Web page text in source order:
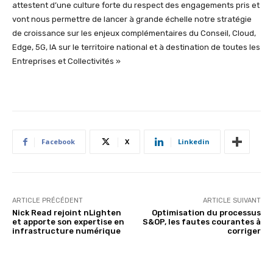
attestent d’une culture forte du respect des engagements pris et
vont nous permettre de lancer à grande échelle notre stratégie
de croissance sur les enjeux complémentaires du Conseil, Cloud,
Edge, 5G, IA sur le territoire national et à destination de toutes les
Entreprises et Collectivités »
Facebook X Linkedin
ARTICLE PRÉCÉDENT
Nick Read rejoint nLighten
et apporte son expertise en
infrastructure numérique
ARTICLE SUIVANT
Optimisation du processus
S&OP, les fautes courantes à
corriger